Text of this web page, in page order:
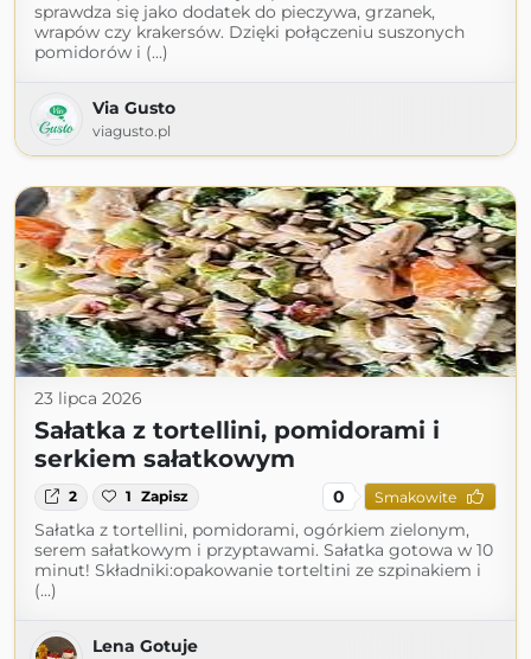
sprawdza się jako dodatek do pieczywa, grzanek,
wrapów czy krakersów. Dzięki połączeniu suszonych
pomidorów i (...)
Via Gusto
viagusto.pl
23 lipca 2026
Sałatka z tortellini, pomidorami i
serkiem sałatkowym
2 1 Zapisz 0 Smakowite
Sałatka z tortellini, pomidorami, ogórkiem zielonym,
serem sałatkowym i przyptawami. Sałatka gotowa w 10
minut! Składniki:opakowanie torteltini ze szpinakiem i
(...)
Lena Gotuje